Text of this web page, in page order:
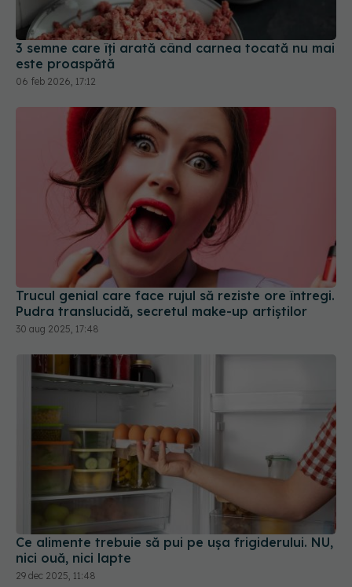
06 feb 2026, 17:12
Trucul genial care face rujul să reziste ore întregi.
Pudra translucidă, secretul make-up artiștilor
30 aug 2025, 17:48
Ce alimente trebuie să pui pe ușa frigiderului. NU,
nici ouă, nici lapte
29 dec 2025, 11:48